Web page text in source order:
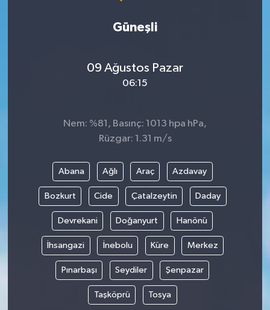
Güneşli
09 Ağustos Pazar
06:15
Nem: %81, Basınç: 1013 hpa hPa,
Rüzgar: 1.31 m/s
Abana Ağlı Araç Azdavay
Bozkurt Cide Çatalzeytin Daday
Devrekani Doğanyurt Hanönü
İhsangazi İnebolu Küre Merkez
Pınarbaşı Seydiler Şenpazar
Taşköprü Tosya